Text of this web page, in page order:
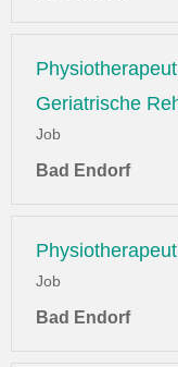
Geriatrische
Job
Bad Endorf
Job
Bad Endorf